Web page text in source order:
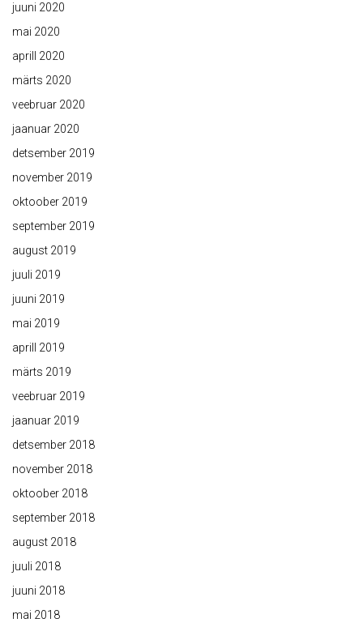
juuni 2020
mai 2020
aprill 2020
märts 2020
veebruar 2020
jaanuar 2020
detsember 2019
november 2019
oktoober 2019
september 2019
august 2019
juuli 2019
juuni 2019
mai 2019
aprill 2019
märts 2019
veebruar 2019
jaanuar 2019
detsember 2018
november 2018
oktoober 2018
september 2018
august 2018
juuli 2018
juuni 2018
mai 2018